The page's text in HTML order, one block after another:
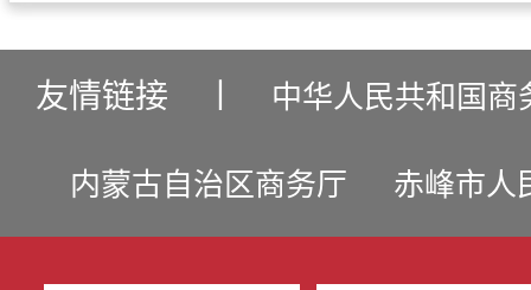
友情链接 中华人民共和国商
内蒙古自治区商务厅 赤峰市人